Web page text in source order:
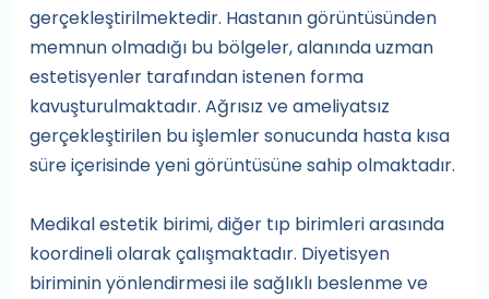
gerçekleştirilmektedir. Hastanın görüntüsünden
memnun olmadığı bu bölgeler, alanında uzman
estetisyenler tarafından istenen forma
kavuşturulmaktadır. Ağrısız ve ameliyatsız
gerçekleştirilen bu işlemler sonucunda hasta kısa
süre içerisinde yeni görüntüsüne sahip olmaktadır.
Medikal estetik birimi, diğer tıp birimleri arasında
koordineli olarak çalışmaktadır. Diyetisyen
biriminin yönlendirmesi ile sağlıklı beslenme ve